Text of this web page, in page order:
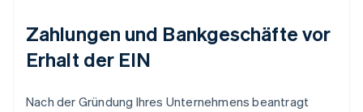
Zahlungen und Bankgeschäfte vor
Erhalt der EIN
Nach der Gründung Ihres Unternehmens beantragt